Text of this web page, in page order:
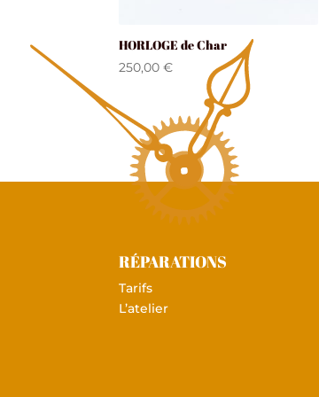
HORLOGE de Char
250,00€
RÉPARATIONS
Tarifs
L’atelier